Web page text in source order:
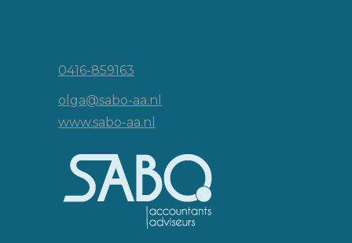
0416-859163
olga@sabo-aa.nl
www.sabo-aa.nl